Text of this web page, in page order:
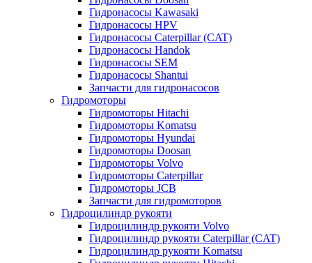
Гидронасосы Kawasaki
Гидронасосы HPV
Гидронасосы Caterpillar (CAT)
Гидронасосы Handok
Гидронасосы SEM
Гидронасосы Shantui
Запчасти для гидронасосов
Гидромоторы
Гидромоторы Hitachi
Гидромоторы Komatsu
Гидромоторы Hyundai
Гидромоторы Doosan
Гидромоторы Volvo
Гидромоторы Caterpillar
Гидромоторы JCB
Запчасти для гидромоторов
Гидроцилиндр рукояти
Гидроцилиндр рукояти Volvo
Гидроцилиндр рукояти Caterpillar (CAT)
Гидроцилиндр рукояти Komatsu